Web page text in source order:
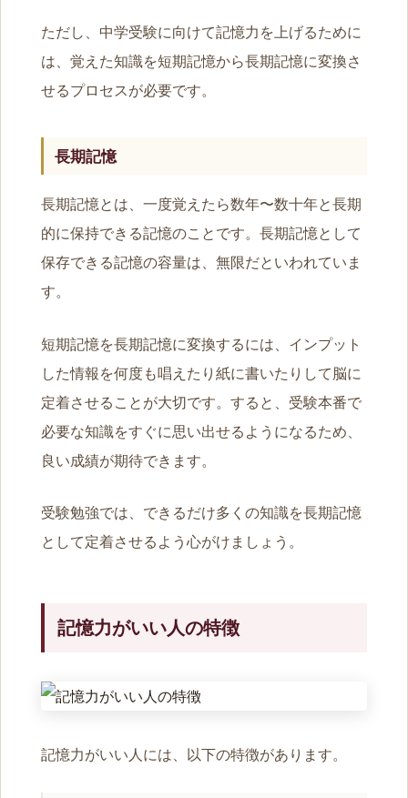
ただし、中学受験に向けて記憶力を上げるために
は、覚えた知識を短期記憶から長期記憶に変換さ
せるプロセスが必要です。
長期記憶
長期記憶とは、一度覚えたら数年〜数十年と長期
的に保持できる記憶のことです。長期記憶として
保存できる記憶の容量は、無限だといわれていま
す。
短期記憶を長期記憶に変換するには、インプット
した情報を何度も唱えたり紙に書いたりして脳に
定着させることが大切です。すると、受験本番で
必要な知識をすぐに思い出せるようになるため、
良い成績が期待できます。
受験勉強では、できるだけ多くの知識を長期記憶
として定着させるよう心がけましょう。
記憶力がいい人の特徴
記憶力がいい人には、以下の特徴があります。